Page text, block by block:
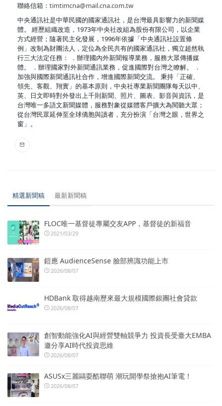
聯絡信箱： timtimcna@mail.cna.com.tw
中央通訊社是中華民國的國家通訊社，是台灣最具影響力的新聞媒
體。 經歷組織改造，1973年中央社改組為股份有限公司，以企業
方式經營；隨著民主化發展，1996年依據「中央通訊社設置條
例」改制為財團法人，定位為全民共有的國家通訊社，獨立超然執
行三大法定任務： ．辦理國內外新聞報導業務，服務大眾傳播媒
體。 ．辦理國家對外新聞通訊業務，促進國際對台灣之瞭解。 ．
加強與國際新聞通訊社合作，增進國際新聞交流。 秉持「正確、
領先、客觀、翔實」的基本原則，中央社專業新聞團隊每天以中、
英、日文即時對外發出上千則新聞、照片、圖表、影音與資訊，是
台灣唯一多語文新聞媒體，服務對象從媒體客戶擴大為閱聽大眾；
從台灣民眾延伸至全球僑胞與讀者，充分扮演「台灣之眼，世界之
窗」。
精選新聞稿 最新新聞稿
FLOC唯一基督徒專屬交友APP，基督徒的新福音
2021/03/29
鎧應 AudienceSense 臉部辨識功能上市
2026/08/07
HDBank 取得越南歷來最大規模國際銀團社會貸款
2026/08/07
創智動能強化AI與經營雙軸競爭力 投資長受臺大EMBA
邀分享AI時代投資思維
2026/08/07
ASUSx三麗鷗耍酷聯萌 潮玩開學祭搶抱AI筆電！
2026/08/07